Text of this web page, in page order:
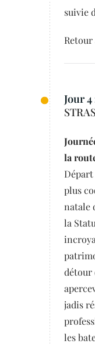
suivie
Jour 4
la
Départ
plus
natale
la
détour
jadis
les